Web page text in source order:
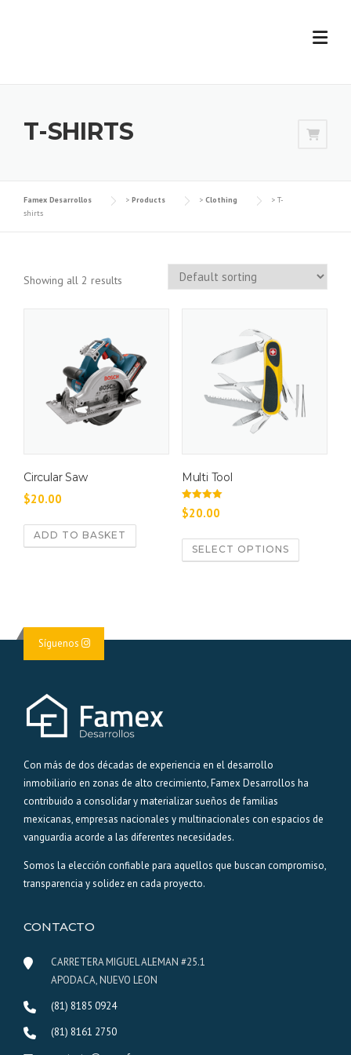
T-SHIRTS
Famex Desarrollos > Products > Clothing > T-
shirts
Showing all 2 results
Circular Saw
$20.00
ADD TO BASKET
Multi Tool
Rated
4.33
$20.00
SELECT OPTIONS
Síguenos
Con más de dos décadas de experiencia en el desarrollo
inmobiliario en zonas de alto crecimiento, Famex Desarrollos ha
contribuido a consolidar y materializar sueños de familias
mexicanas, empresas nacionales y multinacionales con espacios de
vanguardia acorde a las diferentes necesidades.
Somos la elección confiable para aquellos que buscan compromiso,
transparencia y solidez en cada proyecto.
CONTACTO
CARRETERA MIGUEL ALEMAN #25.1
APODACA, NUEVO LEON
(81) 8185 0924
(81) 8161 2750